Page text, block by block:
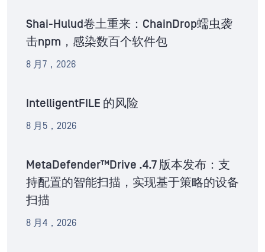
Shai-Hulud卷土重来：ChainDrop蠕虫袭
击npm，感染数百个软件包
8 月7，2026
IntelligentFILE 的风险
8 月5，2026
MetaDefender™Drive .4.7 版本发布：支
持配置的智能扫描，实现基于策略的设备
扫描
8 月4，2026